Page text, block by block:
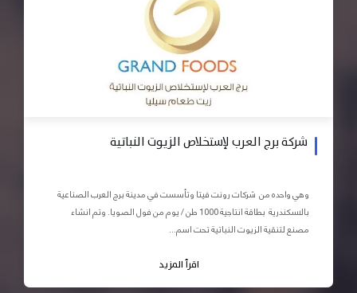
شركة برج العرب لإستخلاص الزيوت النباتية
وهي واحده من شركات رونت فيتا وتأسست في مدينة برج العرب الصناعية
بالاسكندرية بطاقة انتاجية 1000 طن / يوم من فول الصويا. وتم انشاء
مصنع لتنقية الزيوت النباتية تحت اسم...
اقرأ المزيد